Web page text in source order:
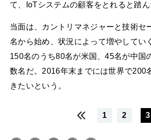
て、IoTシステムの顧客をとれると踏ん
当面は、カントリマネジャーと技術セ
名から始め、状況によって増やしてい
150名のうち80名が米国、45名が中国
数名だ。2016年末までには世界で200
きたいという。
1 2 3